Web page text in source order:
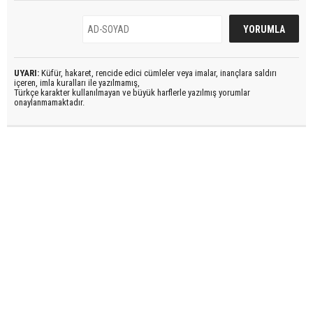
UYARI: Küfür, hakaret, rencide edici cümleler veya imalar, inançlara saldırı
içeren, imla kuralları ile yazılmamış,
Türkçe karakter kullanılmayan ve büyük harflerle yazılmış yorumlar
onaylanmamaktadır.